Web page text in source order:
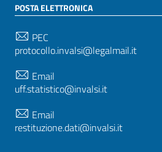
POSTA ELETTRONICA
PEC
protocollo.invalsi@legalmail.it
Email
uff.statistico@invalsi.it
Email
restituzione.dati@invalsi.it